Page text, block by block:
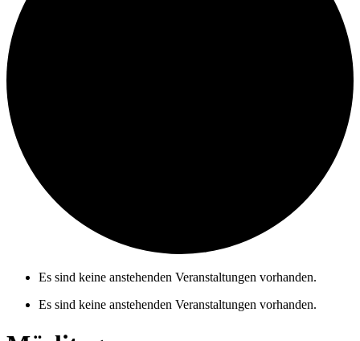
Es sind keine anstehenden Veranstaltungen vorhanden.
Es sind keine anstehenden Veranstaltungen vorhanden.